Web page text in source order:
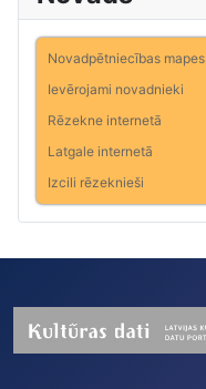
Novadpētniecības mapes
Ievērojami novadnieki
Rēzekne internetā
Latgale internetā
Izcili rēzeknieši